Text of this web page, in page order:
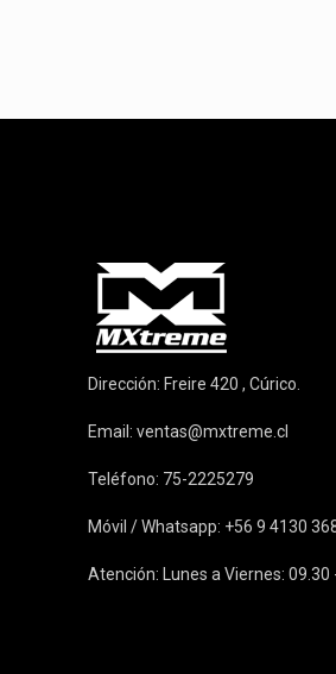
Dirección: Freire 420 , Cúrico.
Email:ventas@mxtreme.cl
Teléfono: 75-2225279
Móvil / Whatsapp: +56 9 4130
Atención: Lunes a Viernes: 09.30